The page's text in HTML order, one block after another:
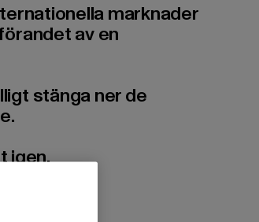
marknader
av en
stänga ner de
igen.